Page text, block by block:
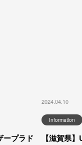
ープラド
2024.04.10
Information
【滋賀県